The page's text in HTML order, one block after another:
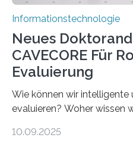
Informationstechnologie
Neues
CAVECORE Für
Evaluierung
Wie können wir
evaluieren? Woher wissen
sich CAVECORE – ein
10.09.2025